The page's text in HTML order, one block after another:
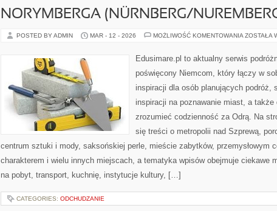
NORYMBERGA (NÜRNBERG/
POSTED BY ADMIN MAR - 12 - 2026 MOŻLIWOŚĆ KOMENTOWANIA ZOSTAŁA
Edusimare.pl to aktualny serwis
poświęcony Niemcom, który łączy w
inspiracji dla osób planujących podróż,
inspiracji na poznawanie miast, a także
zrozumieć codzienność za Odrą. Na
się treści o metropolii nad Szprewą,
centrum sztuki i mody, saksońskiej perle, mieście zabytków, przemysłowym
charakterem i wielu innych miejscach, a tematyka wpisów obejmuje ciekawe
na pobyt, transport, kuchnię, instytucje kultury, […]
CATEGORIES: ODCHUDZANIE